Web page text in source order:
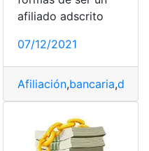
España, Requisitos
afiliado adscrito
07/12/2021
Afiliación,bancaria,